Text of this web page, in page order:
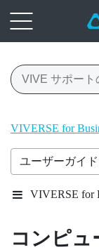
VIVERSE for
ユーザーガイ
VIVERSE for
コンピュ